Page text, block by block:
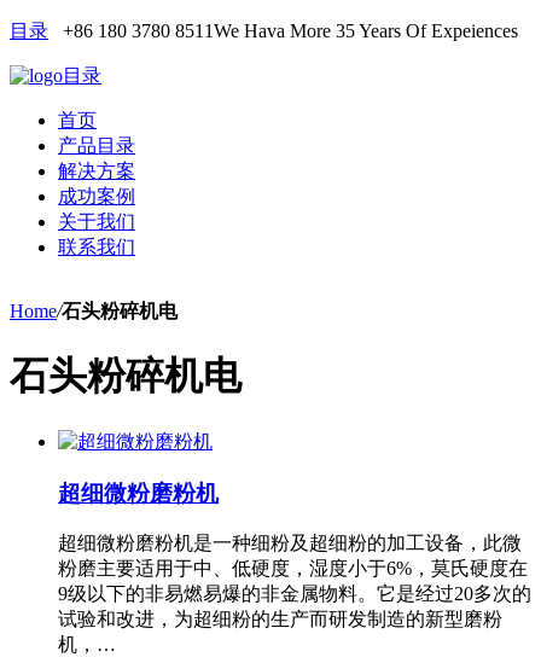
目录 +86 180 3780 8511We Hava More 35 Years Of Expeiences
目录
首页
产品目录
解决方案
成功案例
关于我们
联系我们
Home/石头粉碎机电
石头粉碎机电
超细微粉磨粉机
超细微粉磨粉机是一种细粉及超细粉的加工设备，此微
粉磨主要适用于中、低硬度，湿度小于6%，莫氏硬度在
9级以下的非易燃易爆的非金属物料。它是经过20多次的
试验和改进，为超细粉的生产而研发制造的新型磨粉
机，…